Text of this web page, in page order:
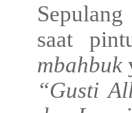
saat
mbahbuk
“Gusti